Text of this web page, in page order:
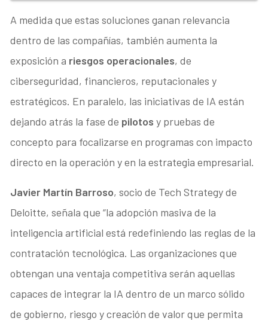
A medida que estas soluciones ganan relevancia
dentro de las compañías, también aumenta la
exposición a riesgos operacionales, de
ciberseguridad, financieros, reputacionales y
estratégicos. En paralelo, las iniciativas de IA están
dejando atrás la fase de pilotosy pruebas de
concepto para focalizarse en programas con impacto
directo en la operación y en la estrategia empresarial.
Javier Martín Barroso, socio de Tech Strategy de
Deloitte, señala que “la adopción masiva de la
inteligencia artificial está redefiniendo las reglas de la
contratación tecnológica. Las organizaciones que
obtengan una ventaja competitiva serán aquellas
capaces de integrar la IA dentro de un marco sólido
de gobierno, riesgo y creación de valor que permita